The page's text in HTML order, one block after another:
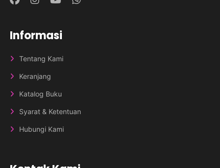
Informasi
Tentang Kami
Keranjang
Katalog Buku
Syarat & Ketentuan
Hubungi Kami